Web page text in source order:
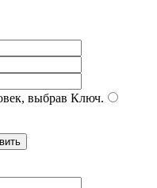
выбрав Ключ.